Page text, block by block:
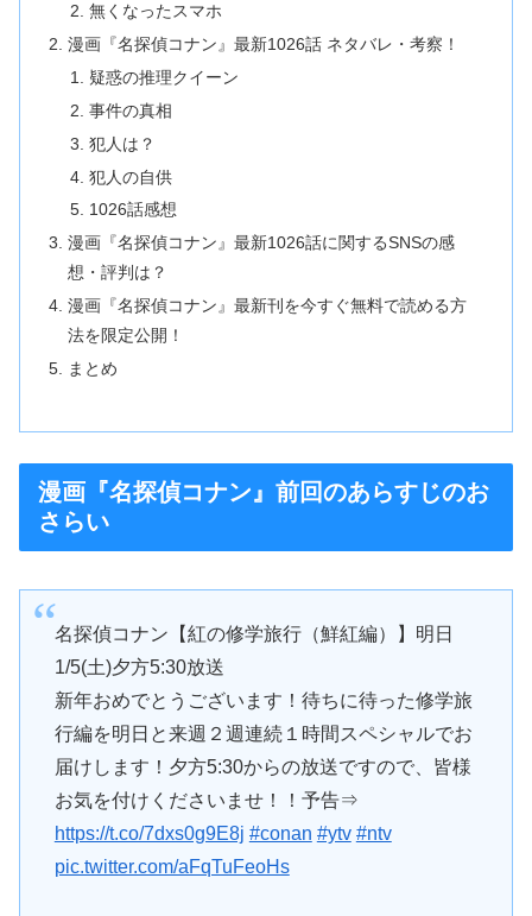
無くなったスマホ
漫画『名探偵コナン』最新1026話 ネタバレ・考察！
疑惑の推理クイーン
事件の真相
犯人は？
犯人の自供
1026話感想
漫画『名探偵コナン』最新1026話に関するSNSの感
想・評判は？
漫画『名探偵コナン』最新刊を今すぐ無料で読める方
法を限定公開！
まとめ
漫画『名探偵コナン』前回のあらすじのお
さらい
名探偵コナン【紅の修学旅行（鮮紅編）】明日
1/5(土)夕方5:30放送
新年おめでとうございます！待ちに待った修学旅
行編を明日と来週２週連続１時間スペシャルでお
届けします！夕方5:30からの放送ですので、皆様
お気を付けくださいませ！！予告⇒
https://t.co/7dxs0g9E8j #conan #ytv #ntv
pic.twitter.com/aFqTuFeoHs